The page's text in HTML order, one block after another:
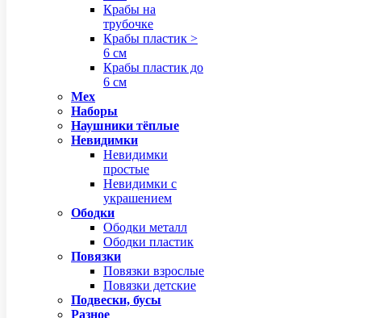
Крабы на
трубочке
Крабы пластик >
6 см
Крабы пластик до
6 см
Мех
Наборы
Наушники тёплые
Невидимки
Невидимки
простые
Невидимки с
украшением
Ободки
Ободки металл
Ободки пластик
Повязки
Повязки взрослые
Повязки детские
Подвески, бусы
Разное